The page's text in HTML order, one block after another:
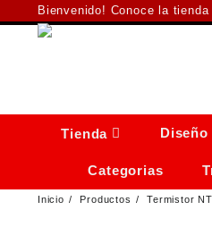
al
Bienvenido! Conoce la
Tienda
Categorias
Inicio Productos Termistor